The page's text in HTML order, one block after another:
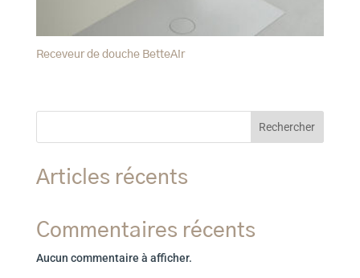
Receveur de douche BetteAir
Rechercher
Articles récents
Commentaires récents
Aucun commentaire à afficher.